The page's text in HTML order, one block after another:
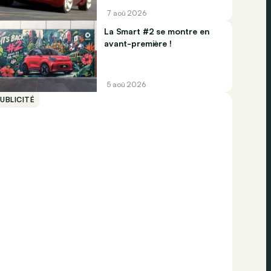
7 aoû 2026
La Smart #2 se montre en
avant-première !
5 aoû 2026